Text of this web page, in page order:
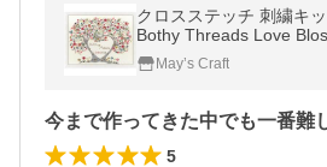
クロスステッチ 刺繍キ
Bothy Threads Love Blossoms 日本語解説付
き ウェルカムボード ウ
May’s Craft
5